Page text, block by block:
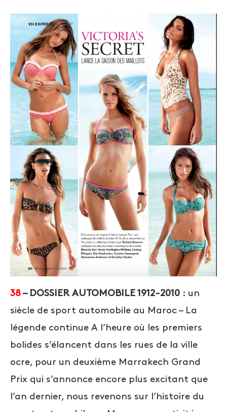
38 – DOSSIER AUTOMOBILE 1912-2010 : un
siècle de sport automobile au Maroc – La
légende continue A l’heure où les premiers
bolides s’élancent dans les rues de la ville
ocre, pour un deuxième Marrakech Grand
Prix qui s’annonce encore plus excitant que
l’an dernier, nous revenons sur l’histoire du